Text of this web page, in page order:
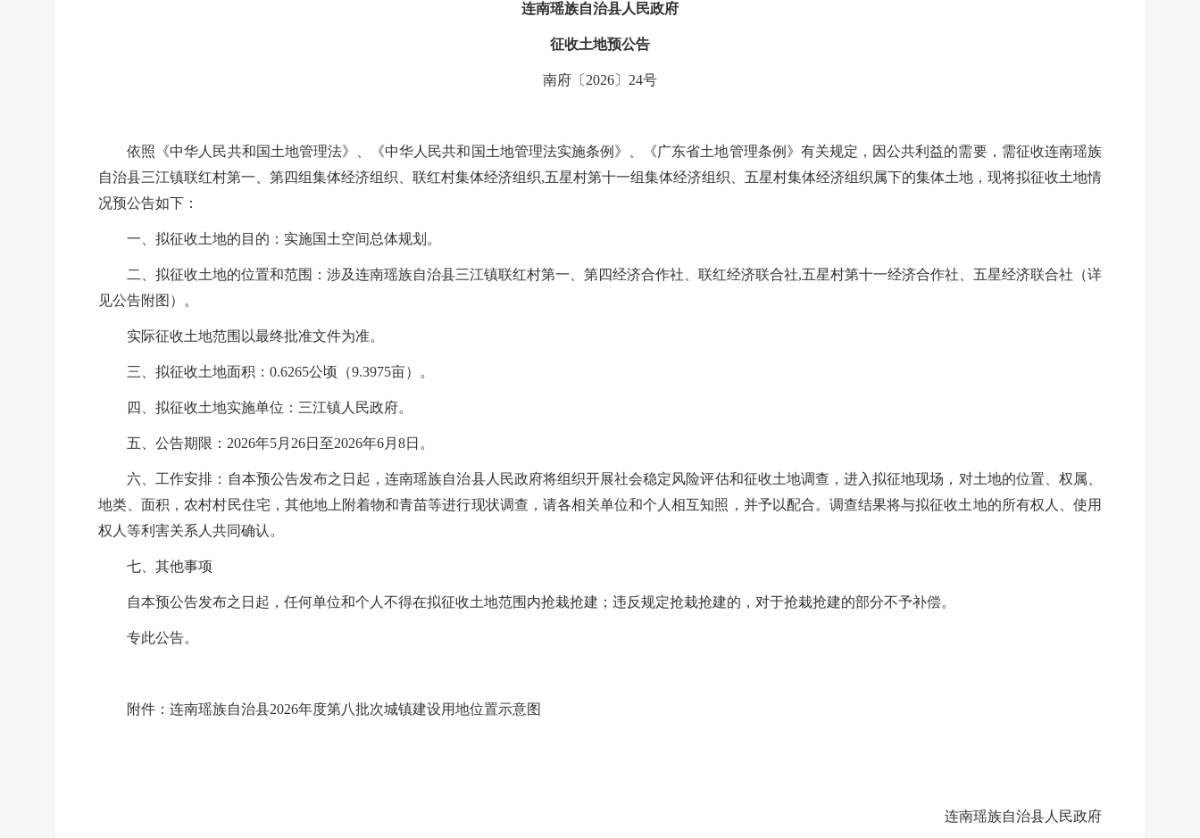
连南瑶族自治县人民政府
征收土地预公告
南府〔 2026〕 24号
依照《中华人民共和国土地管理法》、《中华人民共和国土地管理法实施条例》、《广东省土地管理条例》有关规定，因公共利益的需要，需征收连南瑶族
自治县三江镇联红村第一、第四组集体经济组织、联红村集体经济组织,五星村第十一组集体经济组织、五星村集体经济组织属下的集体土地，现将拟征收土地情
况预公告如下：
一、拟征收土地的目的： 实施国土空间总体规划。
二、拟征收土地的位置和范围：涉及连南瑶族自治县三江镇联红村第一、第四经济合作社、联红经济联合社,五星村第十一经济合作社、五星经济联合社（详
见公告附图）。
实际征收土地范围以最终批准文件为准。
三、拟征收土地面积： 0.6265公顷（9.3975亩）。
四、拟征收土地实施单位：三江镇人民政府。
五、公告期限： 2026年5月26日至2026年6月8日。
六 、工作安排： 自本预公告发布之日起，连南瑶族自治县人民政府将组织开展社会稳定风险评估和征收土地调查，进入拟征地现场， 对土地的位置、权属、
地类、面积，农村村民住宅，其他地上附着物和青苗等进行现状调查，请各相关单位和个人相互知照，并予以配合。调查结果将与拟征收土地的所有权人、使用
权人等利害关系人共同确认。
七、其他事项
自本预公告发布之日起，任何单位和个人不得在拟征收土地范围内抢栽抢建；违反规定抢栽抢建的，对于抢栽抢建的部分不予补偿。
专此公告。
附件：连南瑶族自治县2026年度第八批次城镇建设用地位置示意图
连南瑶族自治县 人民政府